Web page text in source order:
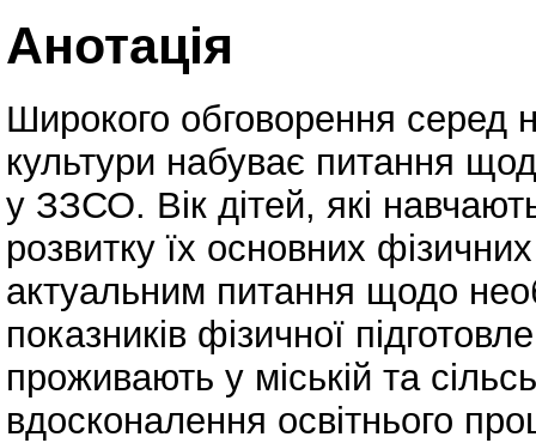
Анотація
Широкого обговорення серед
культури набуває питання
у ЗЗСО. Вік дітей, які
розвитку їх основних
актуальним питання щодо
показників фізичної
проживають у міській та
вдосконалення освітнього